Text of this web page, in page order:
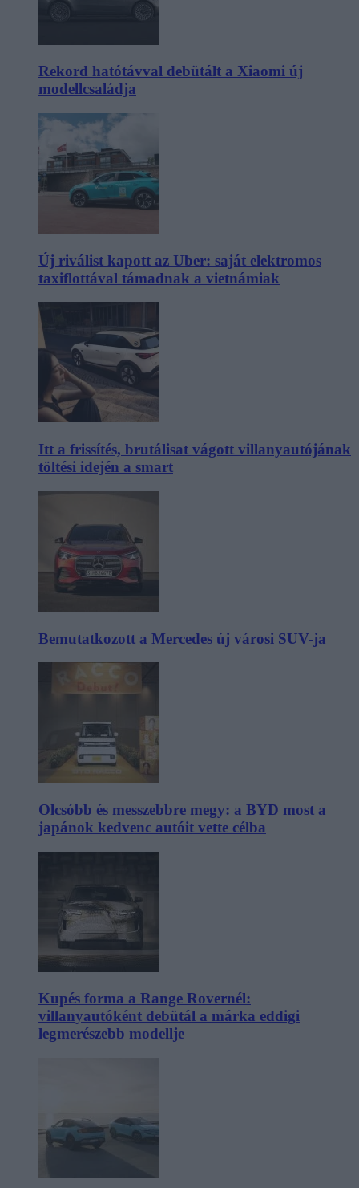
Rekord hatótávval debütált a Xiaomi új
modellcsaládja
Új riválist kapott az Uber: saját elektromos
taxiflottával támadnak a vietnámiak
Itt a frissítés, brutálisat vágott villanyautójának
töltési idején a smart
Bemutatkozott a Mercedes új városi SUV-ja
Olcsóbb és messzebbre megy: a BYD most a
japánok kedvenc autóit vette célba
Kupés forma a Range Rovernél:
villanyautóként debütál a márka eddigi
legmerészebb modellje